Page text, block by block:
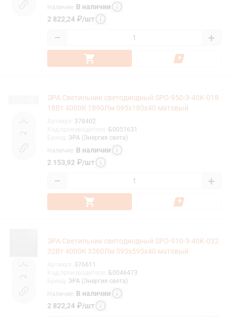
Наличие: В наличии
2 822,24 ₽/шт
− +
ЭРА Светильник светодиодный SPO-950-3-40K-018
18Вт 4000К 1890Лм 595х180х40 матовый
378402
Б0051631
ЭРА (Энергия света)
Наличие: В наличии
2 153,92 ₽/шт
− +
ЭРА Светильник светодиодный SPO-910-3-40K-032
32Вт 4000К 3360Лм 595x595x40 матовый
376611
Б0046473
ЭРА (Энергия света)
Наличие: В наличии
2 822,24 ₽/шт